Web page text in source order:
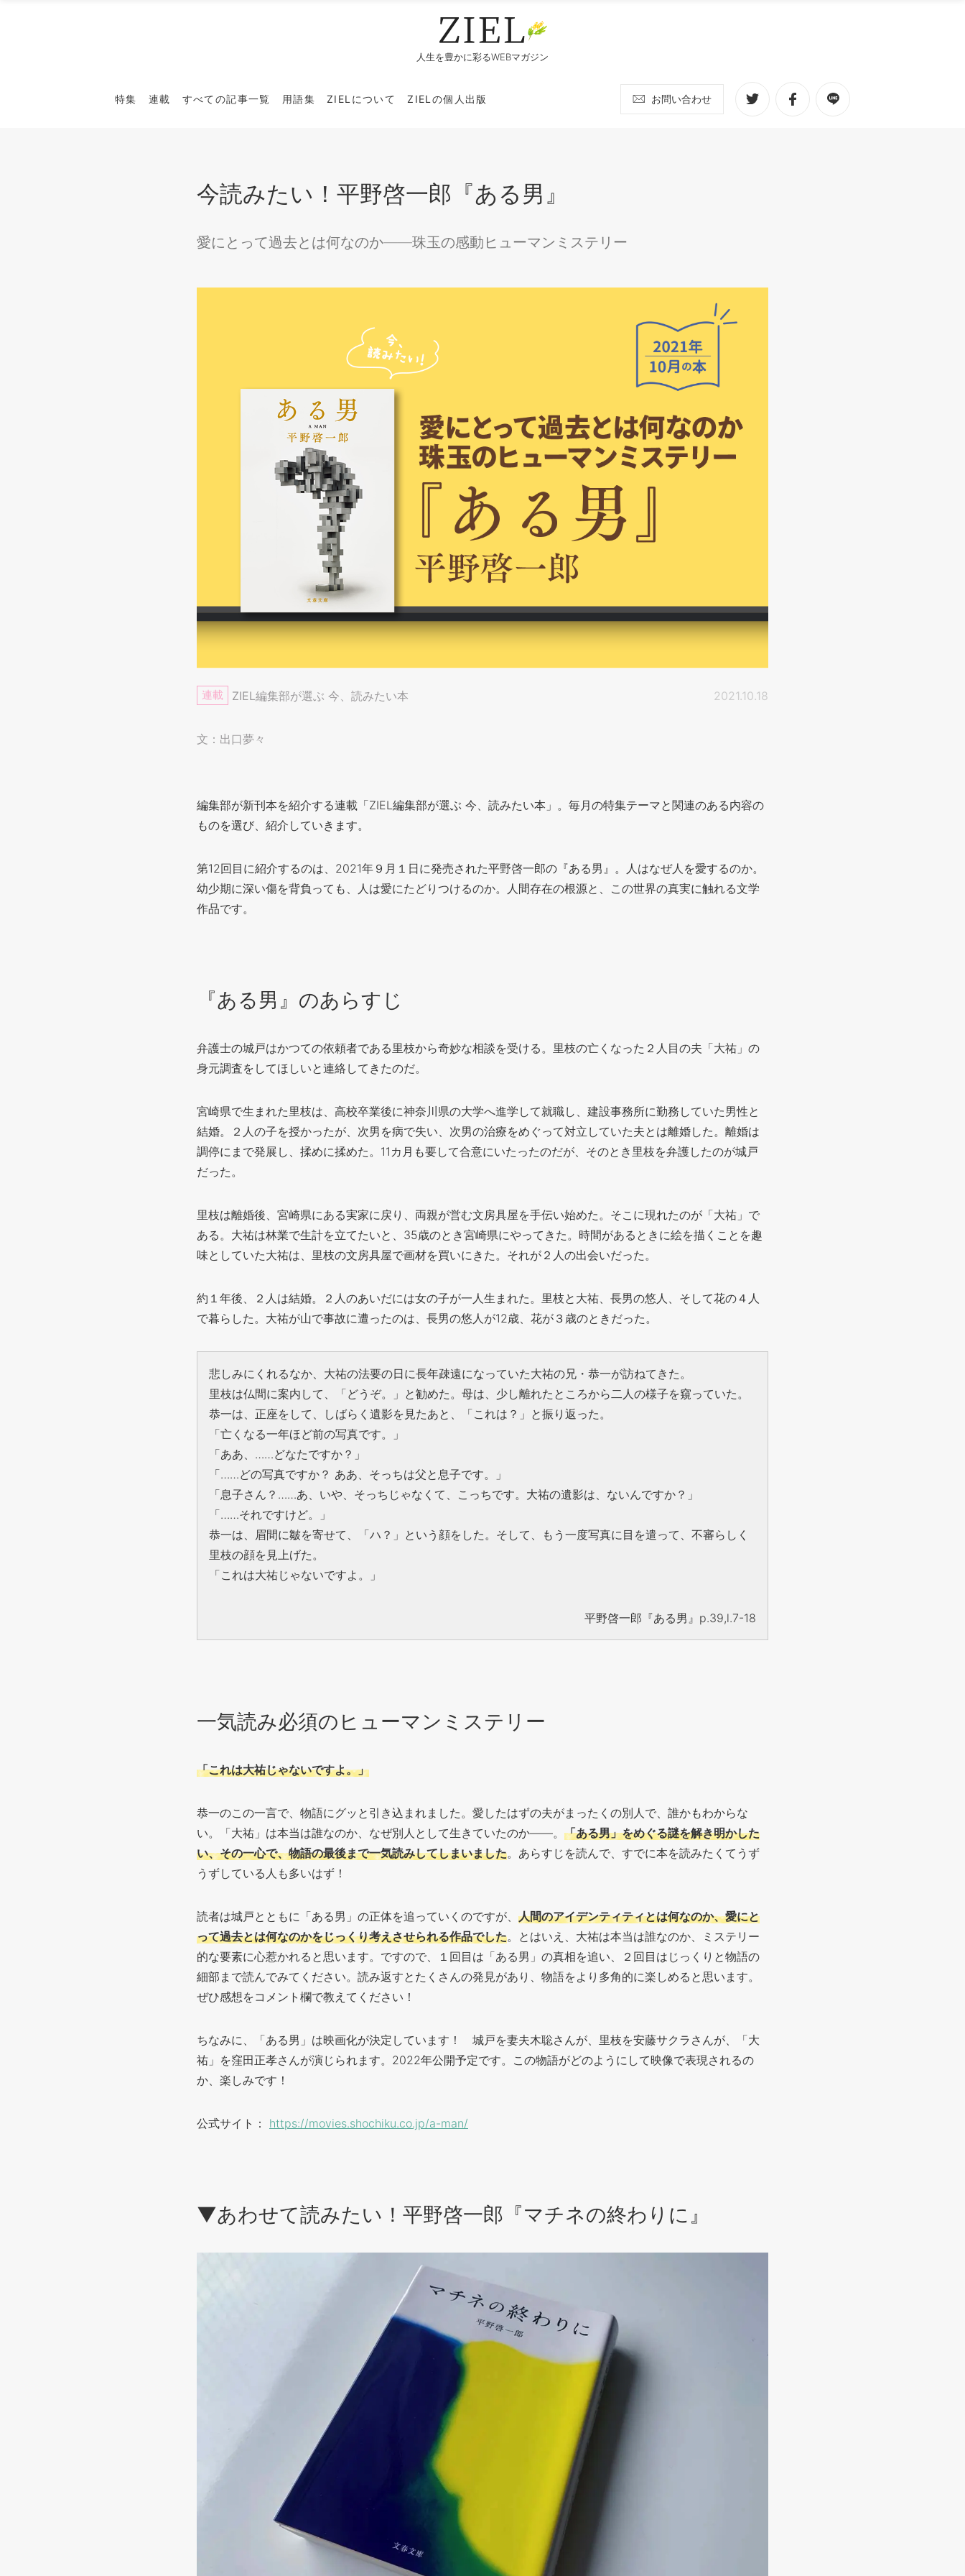
人生を豊かに彩るWEBマガジン
特集 連載 すべての記事一覧 用語集 ZIELについて ZIELの個人出版 お問い合わせ
今読みたい！平野啓一郎『ある男』
愛にとって過去とは何なのか——珠玉の感動ヒューマンミステリー
連載 ZIEL編集部が選ぶ 今、読みたい本 2021.10.18
文：出口夢々
編集部が新刊本を紹介する連載「ZIEL編集部が選ぶ 今、読みたい本」。毎月の特集テーマと関連のある内容の
ものを選び、紹介していきます。
第12回目に紹介するのは、2021年９月１日に発売された平野啓一郎の『ある男』。人はなぜ人を愛するのか。
幼少期に深い傷を背負っても、人は愛にたどりつけるのか。人間存在の根源と、この世界の真実に触れる文学
作品です。
『ある男』のあらすじ
弁護士の城戸はかつての依頼者である里枝から奇妙な相談を受ける。里枝の亡くなった２人目の夫 「大祐」の
身元調査をしてほしいと連絡してきたのだ。
宮崎県で生まれた里枝は、高校卒業後に神奈川県の大学へ進学して就職し、建設事務所に勤務していた男性と
結婚。２人の子を授かったが、次男を病で失い、次男の治療をめぐって対立していた夫とは離婚した。離婚は
調停にまで発展し、揉めに揉めた。11カ月も要して合意にいたったのだが、そのとき里枝を弁護したのが城戸
だった。
里枝は離婚後、宮崎県にある実家に戻り、両親が営む文房具屋を手伝い始めた。そこに現れたのが「大祐」で
ある。大祐は林業で生計を立てたいと、35歳のとき宮崎県にやってきた。時間があるときに絵を描くことを趣
味としていた大祐は、里枝の文房具屋で画材を買いにきた。それが２人の出会いだった。
約１年後、２人は結婚。２人のあいだには女の子が一人生まれた。里枝と大祐、長男の悠人、そして花の４人
で暮らした。大祐が山で事故に遭ったのは、長男の悠人が12歳、花が３歳のときだった。
悲しみにくれるなか、大祐の法要の日に長年疎遠になっていた大祐の兄・恭一が訪ねてきた。
里枝は仏間に案内して、「どうぞ。」と勧めた。母は、少し離れたところから二人の様子を窺っていた。
恭一は、正座をして、しばらく遺影を見たあと、「これは？」と振り返った。
「亡くなる一年ほど前の写真です。」
「ああ、……どなたですか？」
「……どの写真ですか？ ああ、そっちは父と息子です。」
「息子さん？……あ、いや、そっちじゃなくて、こっちです。大祐の遺影は、ないんですか？」
「……それですけど。」
恭一は、眉間に皺を寄せて、「ハ？」という顔をした。そして、もう一度写真に目を遣って、不審らしく
里枝の顔を見上げた。
「これは大祐じゃないですよ。」
平野啓一郎『ある男』p.39,l.7-18
一気読み必須のヒューマンミステリー
「これは大祐じゃないですよ。」
恭一のこの一言で、物語にグッと引き込まれました。愛したはずの夫がまったくの別人で、誰かもわからな
い。「大祐」は本当は誰なのか、なぜ別人として生きていたのか――。 「ある男」をめぐる謎を解き明かした
い、その一心で、物語の最後まで一気読みしてしまいました。あらすじを読んで、すでに本を読みたくてうず
うずしている人も多いはず！
読者は城戸とともに「ある男」の正体を追っていくのですが、 人間のアイデンティティとは何なのか、愛にと
って過去とは何なのかをじっくり考えさせられる作品でした。とはいえ、大祐は本当は誰なのか、ミステリー
的な要素に心惹かれると思います。ですので、１回目は「ある男」の真相を追い、２回目はじっくりと物語の
細部まで読んでみてください。読み返すとたくさんの発見があり、物語をより多角的に楽しめると思います。
ぜひ感想をコメント欄で教えてください！
ちなみに、「ある男」は映画化が決定しています！ 城戸を妻夫木聡さんが、里枝を安藤サクラさんが、「大
祐」を窪田正孝さんが演じられます。2022年公開予定です。この物語がどのようにして映像で表現されるの
か、楽しみです！
公式サイト： https://movies.shochiku.co.jp/a-man/
▼あわせて読みたい！平野啓一郎『マチネの終わりに』